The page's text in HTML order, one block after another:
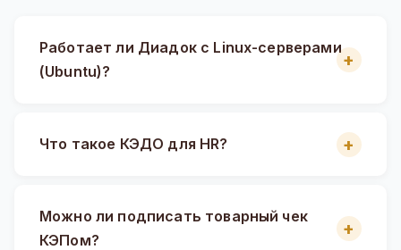
Работает ли Диадок с Linux-серверами
(Ubuntu)?
Что такое КЭДО для HR?
Можно ли подписать товарный чек
КЭПом?